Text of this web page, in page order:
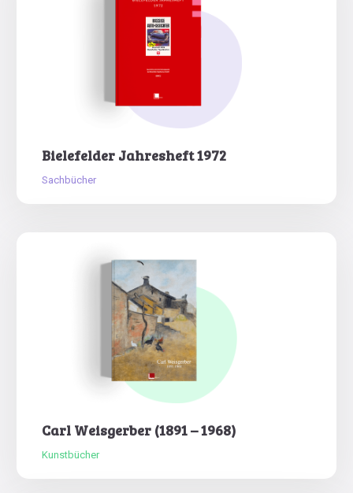
Bielefelder Jahresheft 1972
Sachbücher
Carl Weisgerber (1891 – 1968)
Kunstbücher